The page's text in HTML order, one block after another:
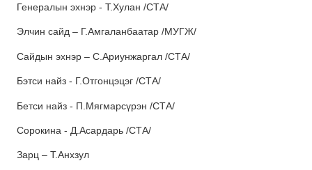
Генералын эхнэр - Т.Хулан /СТА/
Элчин сайд – Г.Амгаланбаатар /МУГЖ/
Сайдын эхнэр – С.Ариунжаргал /СТА/
Бэтси найз - Г.Отгонцэцэг /СТА/
Бетси найз - П.Мягмарсүрэн /СТА/
Сорокина - Д.Асардарь /СТА/
Зарц – Т.Анхзул